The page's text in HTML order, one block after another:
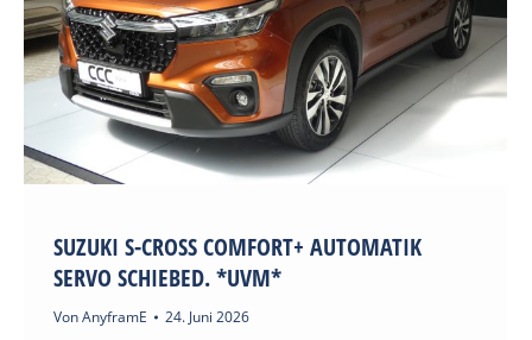
SUZUKI S-CROSS COMFORT+ AUTOMATIK
SERVO SCHIEBED. *UVM*
VonAnyframE 24. Juni 2026